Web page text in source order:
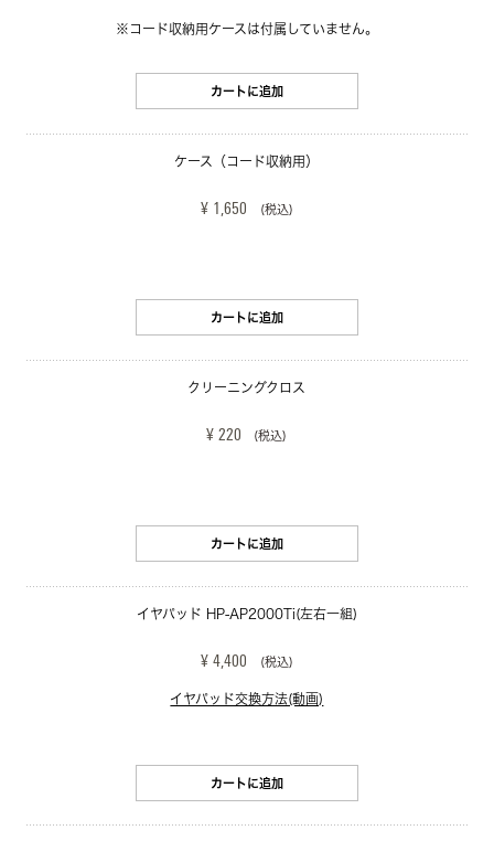
※コード収納用ケースは付属していません。
カートに追加
ケース（コード収納用）
¥ 1,650 (税込)
カートに追加
クリーニングクロス
¥ 220 (税込)
カートに追加
イヤパッド HP-AP2000Ti(左右一組)
¥ 4,400 (税込)
イヤパッド交換方法(動画)
カートに追加